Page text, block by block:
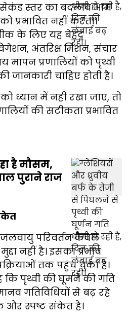
स्तर का बदलाव आम
प्रभावित नहीं करता।
के लिए यह बेहद
अंतरिक्ष मिशन, संचार
मापन प्रणालियों को पृथ्वी
जानकारी चाहिए होती है।
ध्यान में नहीं रखा जाए, तो
की सटीकता प्रभावित
है मौसम,
पुराने राज
जलवायु परिवर्तन केवल
नहीं है। इसका प्रभाव
तक पहुंच चुका है।
कि पृथ्वी की घूमने की गति
गतिविधियों से बढ़ रहे
और स्पष्ट संकेत है।